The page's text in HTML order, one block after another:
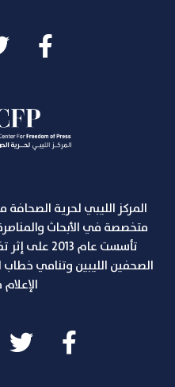
المركز الليبي لحرية
متخصصة في الأبحاث
تأسست عام
الصحفين الليبين وتنامي خطاب